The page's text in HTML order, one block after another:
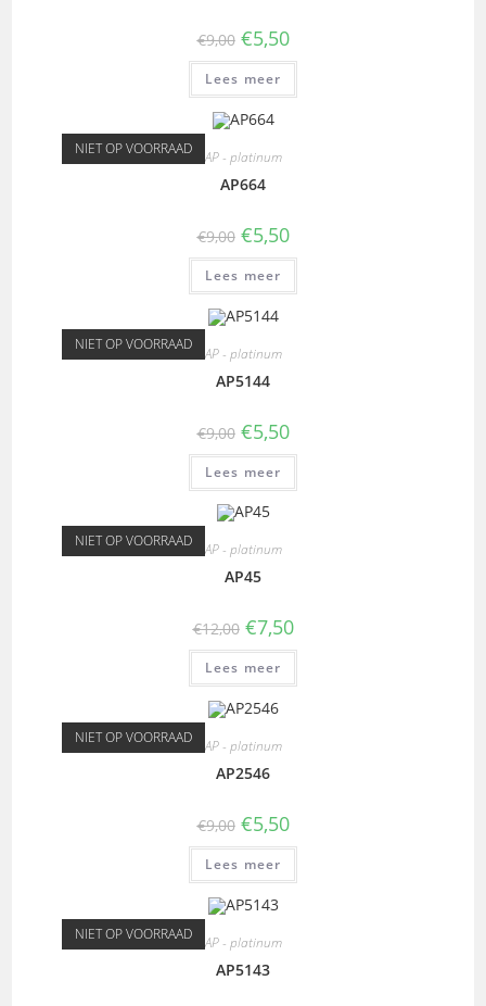
€9,00 €5,50
Lees meer
NIET OP VOORRAAD AP - platinum
AP664
€9,00 €5,50
Lees meer
NIET OP VOORRAAD AP - platinum
AP5144
€9,00 €5,50
Lees meer
NIET OP VOORRAAD AP - platinum
AP45
€12,00 €7,50
Lees meer
NIET OP VOORRAAD AP - platinum
AP2546
€9,00 €5,50
Lees meer
NIET OP VOORRAAD AP - platinum
AP5143